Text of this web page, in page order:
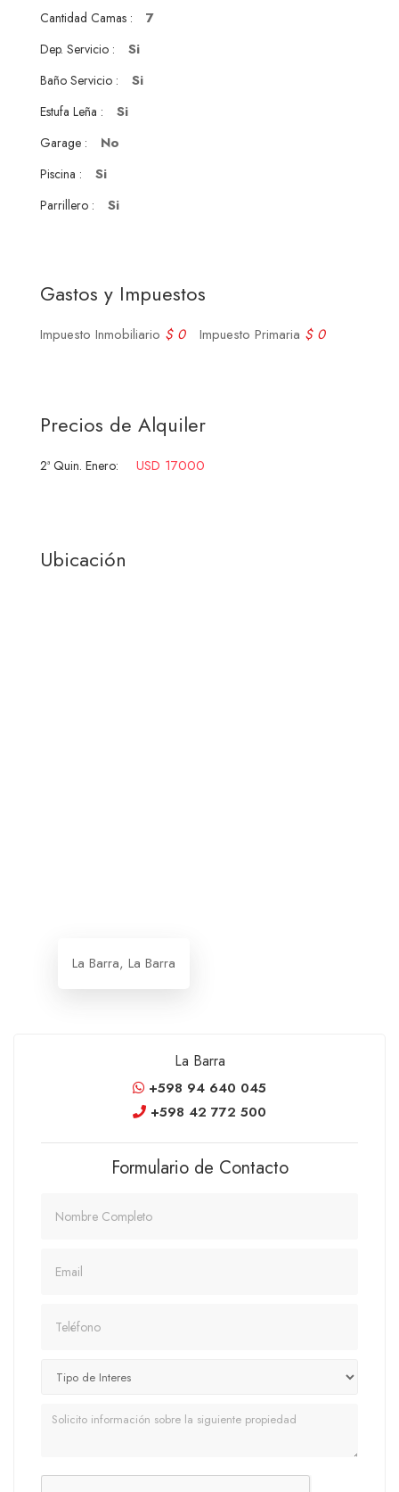
Cantidad Camas : 7
Dep. Servicio : Si
Baño Servicio : Si
Estufa Leña : Si
Garage : No
Piscina : Si
Parrillero : Si
Gastos y Impuestos
Impuesto Inmobiliario $ 0 Impuesto Primaria $ 0
Precios de Alquiler
2ª Quin. Enero: USD 17000
Ubicación
La Barra, La Barra
La Barra
+598 94 640 045
+598 42 772 500
Formulario de Contacto
Mensaje